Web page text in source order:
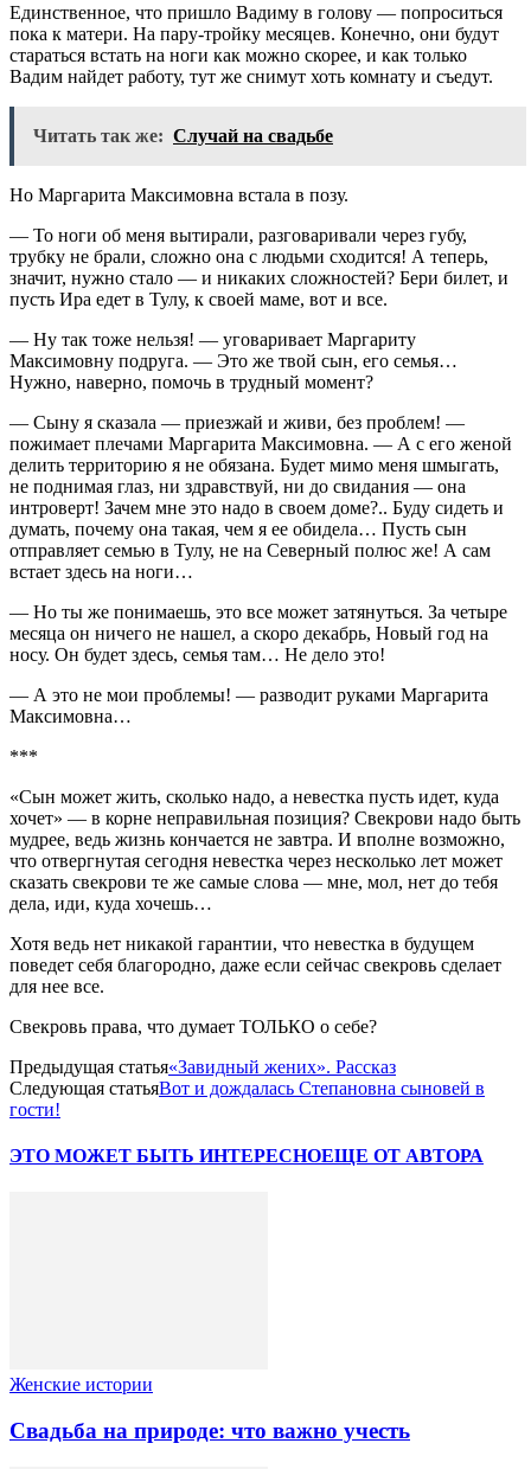
Единственное, что пришло Вадиму в голову — попроситься
пока к матери. На пару-тройку месяцев. Конечно, они будут
стараться встать на ноги как можно скорее, и как только
Вадим найдет работу, тут же снимут хоть комнату и съедут.
Читать так же: Случай на свадьбе
Но Маргарита Максимовна встала в позу.
— То ноги об меня вытирали, разговаривали через губу,
трубку не брали, сложно она с людьми сходится! А теперь,
значит, нужно стало — и никаких сложностей? Бери билет, и
пусть Ира едет в Тулу, к своей маме, вот и все.
— Ну так тоже нельзя! — уговаривает Маргариту
Максимовну подруга. — Это же твой сын, его семья…
Нужно, наверно, помочь в трудный момент?
— Сыну я сказала — приезжай и живи, без проблем! —
пожимает плечами Маргарита Максимовна. — А с его женой
делить территорию я не обязана. Будет мимо меня шмыгать,
не поднимая глаз, ни здравствуй, ни до свидания — она
интроверт! Зачем мне это надо в своем доме?.. Буду сидеть и
думать, почему она такая, чем я ее обидела… Пусть сын
отправляет семью в Тулу, не на Северный полюс же! А сам
встает здесь на ноги…
— Но ты же понимаешь, это все может затянуться. За четыре
месяца он ничего не нашел, а скоро декабрь, Новый год на
носу. Он будет здесь, семья там… Не дело это!
— А это не мои проблемы! — разводит руками Маргарита
Максимовна…
***
«Сын может жить, сколько надо, а невестка пусть идет, куда
хочет» — в корне неправильная позиция? Свекрови надо быть
мудрее, ведь жизнь кончается не завтра. И вполне возможно,
что отвергнутая сегодня невестка через несколько лет может
сказать свекрови те же самые слова — мне, мол, нет до тебя
дела, иди, куда хочешь…
Хотя ведь нет никакой гарантии, что невестка в будущем
поведет себя благородно, даже если сейчас свекровь сделает
для нее все.
Свекровь права, что думает ТОЛЬКО о себе?
Предыдущая статья«Завидный жених». Рассказ
Следующая статьяВот и дождалась Степановна сыновей в
гости!
ЭТО МОЖЕТ БЫТЬ ИНТЕРЕСНОЕЩЕ ОТ АВТОРА
Женские истории
Свадьба на природе: что важно учесть